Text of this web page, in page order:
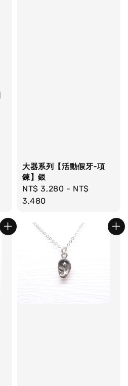
大器系列【活動假牙-項
鍊】銀
Regular
price
NT$ 3,280 - NT$
3,480